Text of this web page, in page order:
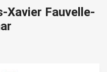
Xavier Fauvelle-